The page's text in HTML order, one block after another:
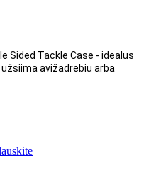
Sided Tackle Case - idealus
avižadrebiu arba